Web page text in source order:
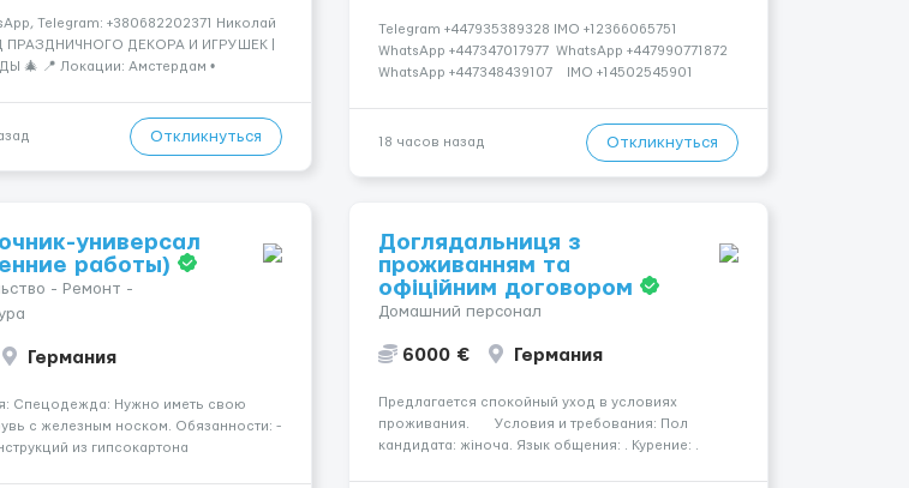
Telegram: +380682202371 Николай
ДЕКОРА И ИГРУШЕК |
🎄 📍 Локации: Амстердам •
хранением и отправкой праз...
Откликнуться
Telegram +447935389328 IMO +12366065751
WhatsApp +447347017977 WhatsApp +447990771872
WhatsApp +447348439107 IMO +14502545901
Telegram:@Vitali_Novikovs Telegram @Vitali...
18 часов назад Откликнуться
универсал
работы)
- Ремонт -
Германия
Спецодежда: Нужно иметь свою
с железным носком. Обязанности: -
из гипсокартона
Доглядальниця з
проживанням та
офіційним договором
Домашний персонал
6000 € Германия
Предлагается спокойный уход в условиях
проживания. Условия и требования: Пол
кандидата: жіноча. Язык общения: . Курение: .